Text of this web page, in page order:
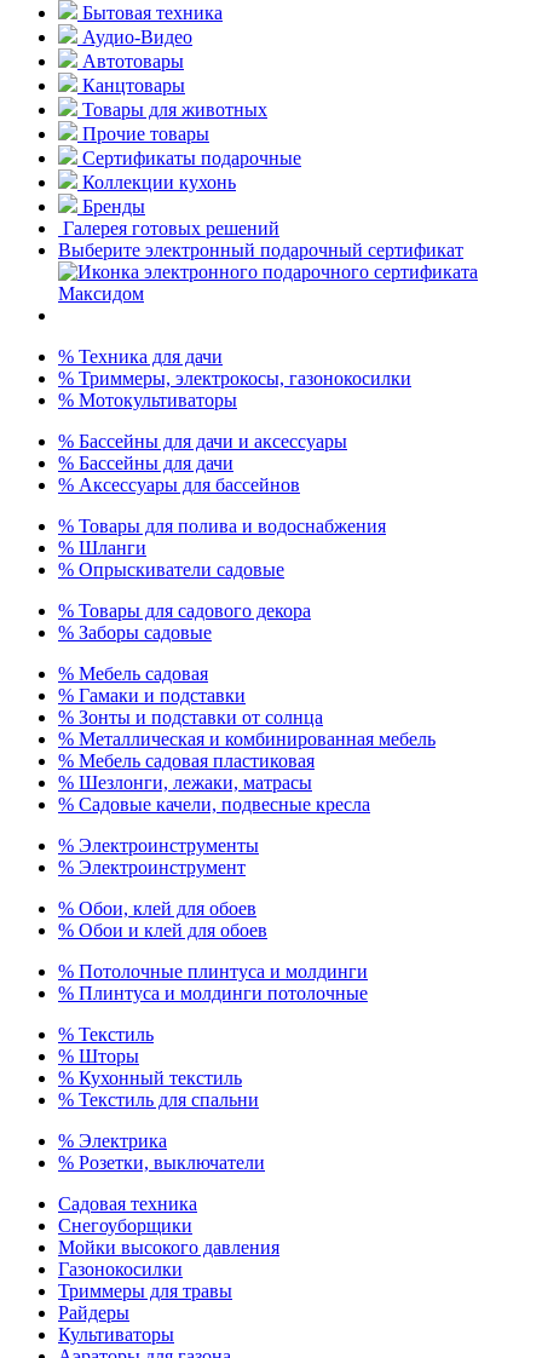
Бытовая техника
Аудио-Видео
Автотовары
Канцтовары
Товары для животных
Прочие товары
Сертификаты подарочные
Коллекции кухонь
Бренды
Галерея готовых решений
Выберите электронный подарочный сертификат
% Техника для дачи
% Триммеры, электрокосы, газонокосилки
% Мотокультиваторы
% Бассейны для дачи и аксессуары
% Бассейны для дачи
% Аксессуары для бассейнов
% Товары для полива и водоснабжения
% Шланги
% Опрыскиватели садовые
% Товары для садового декора
% Заборы садовые
% Мебель садовая
% Гамаки и подставки
% Зонты и подставки от солнца
% Металлическая и комбинированная мебель
% Мебель садовая пластиковая
% Шезлонги, лежаки, матрасы
% Садовые качели, подвесные кресла
% Электроинструменты
% Электроинструмент
% Обои, клей для обоев
% Обои и клей для обоев
% Потолочные плинтуса и молдинги
% Плинтуса и молдинги потолочные
% Текстиль
% Шторы
% Кухонный текстиль
% Текстиль для спальни
% Электрика
% Розетки, выключатели
Садовая техника
Снегоуборщики
Мойки высокого давления
Газонокосилки
Триммеры для травы
Райдеры
Культиваторы